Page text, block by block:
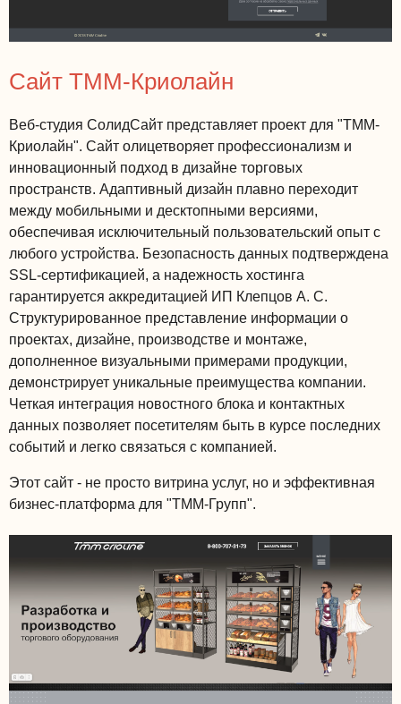
Сайт ТММ-Криолайн
Веб-студия СолидСайт представляет проект для "ТММ-
Криолайн". Сайт олицетворяет профессионализм и
инновационный подход в дизайне торговых
пространств. Адаптивный дизайн плавно переходит
между мобильными и десктопными версиями,
обеспечивая исключительный пользовательский опыт с
любого устройства. Безопасность данных подтверждена
SSL-сертификацией, а надежность хостинга
гарантируется аккредитацией ИП Клепцов А. С.
Структурированное представление информации о
проектах, дизайне, производстве и монтаже,
дополненное визуальными примерами продукции,
демонстрирует уникальные преимущества компании.
Четкая интеграция новостного блока и контактных
данных позволяет посетителям быть в курсе последних
событий и легко связаться с компанией.
Этот сайт - не просто витрина услуг, но и эффективная
бизнес-платформа для "ТММ-Групп".